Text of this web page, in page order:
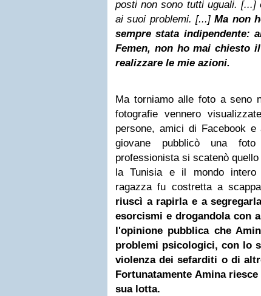
posti non sono tutti uguali. [...]
ai suoi problemi. [...]Ma non
sempre stata indipendente:
Femen, non ho mai chiesto
realizzare le mie azioni.
Ma torniamo alle foto a seno
fotografie vennero
persone, amici di Facebook
giovane pubblicò una
professionista si scatenò
la Tunisia e il mondo
ragazza fu costretta a
riuscì a rapirla e a
esorcismi e drogandola con
l'opinione pubblica che
problemi psicologici, con lo
violenza dei sefarditi o di
Fortunatamente Amina
sua lotta.